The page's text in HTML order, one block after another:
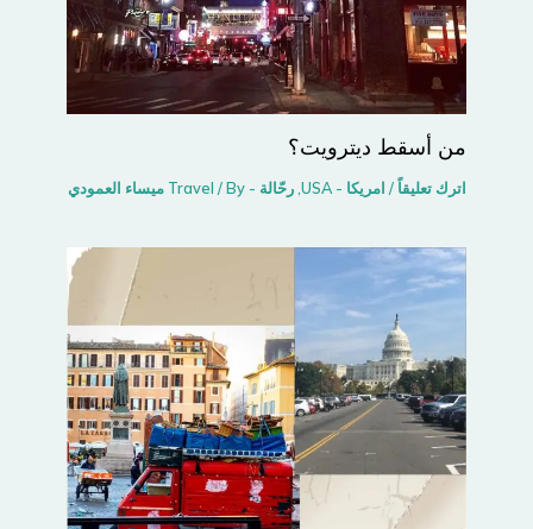
من أسقط ديترويت؟
اترك تعليقاً / امريكا - USA ,رحّالة - Travel/ By ميساء العمودي